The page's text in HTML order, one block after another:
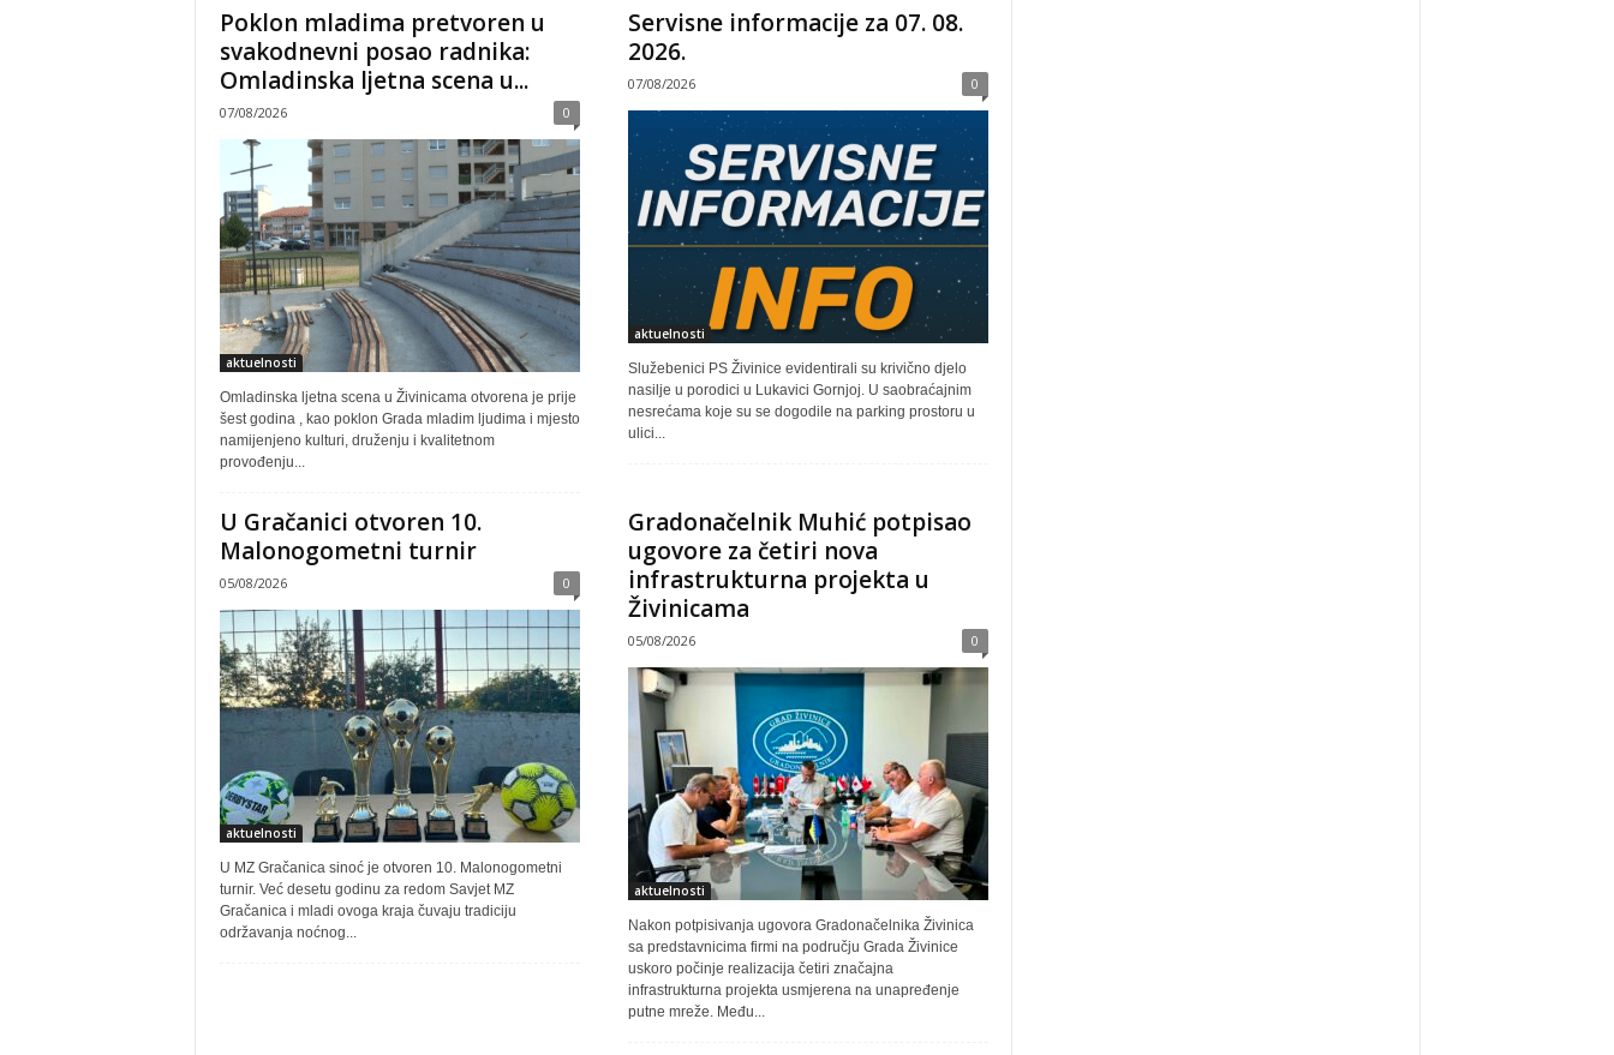
Poklon mladima pretvoren u
svakodnevni posao radnika:
Omladinska ljetna scena u...
07/08/2026 0
aktuelnosti
Omladinska ljetna scena u Živinicama otvorena je prije
šest godina , kao poklon Grada mladim ljudima i mjesto
namijenjeno kulturi, druženju i kvalitetnom
provođenju...
Servisne informacije za 07. 08.
2026.
07/08/2026 0
aktuelnosti
Služebenici PS Živinice evidentirali su krivično djelo
nasilje u porodici u Lukavici Gornjoj. U saobraćajnim
nesrećama koje su se dogodile na parking prostoru u
ulici...
U Gračanici otvoren 10.
Malonogometni turnir
05/08/2026 0
aktuelnosti
U MZ Gračanica sinoć je otvoren 10. Malonogometni
turnir. Već desetu godinu za redom Savjet MZ
Gračanica i mladi ovoga kraja čuvaju tradiciju
održavanja noćnog...
Gradonačelnik Muhić potpisao
ugovore za četiri nova
infrastrukturna projekta u
Živinicama
05/08/2026 0
aktuelnosti
Nakon potpisivanja ugovora Gradonačelnika Živinica
sa predstavnicima firmi na području Grada Živinice
uskoro počinje realizacija četiri značajna
infrastrukturna projekta usmjerena na unapređenje
putne mreže. Među...